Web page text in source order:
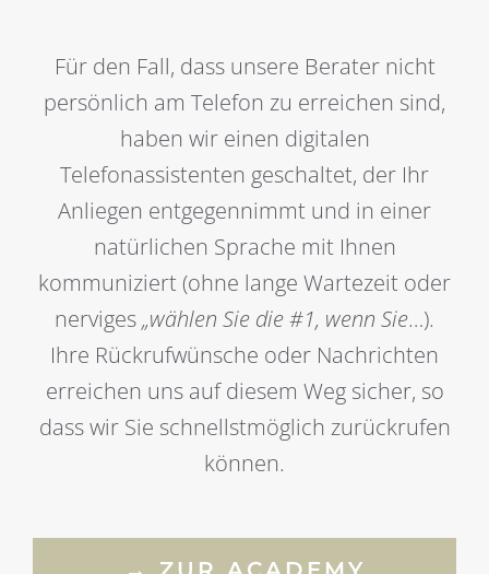
Für den Fall, dass unsere Berater nicht
persönlich am Telefon zu erreichen sind,
haben wir einen digitalen
Telefonassistenten geschaltet, der Ihr
Anliegen entgegennimmt und in einer
natürlichen Sprache mit Ihnen
kommuniziert (ohne lange Wartezeit oder
nerviges„wählen Sie die #1, wenn Sie…).
Ihre Rückrufwünsche oder Nachrichten
erreichen uns auf diesem Weg sicher, so
dass wir Sie schnellstmöglich zurückrufen
können.